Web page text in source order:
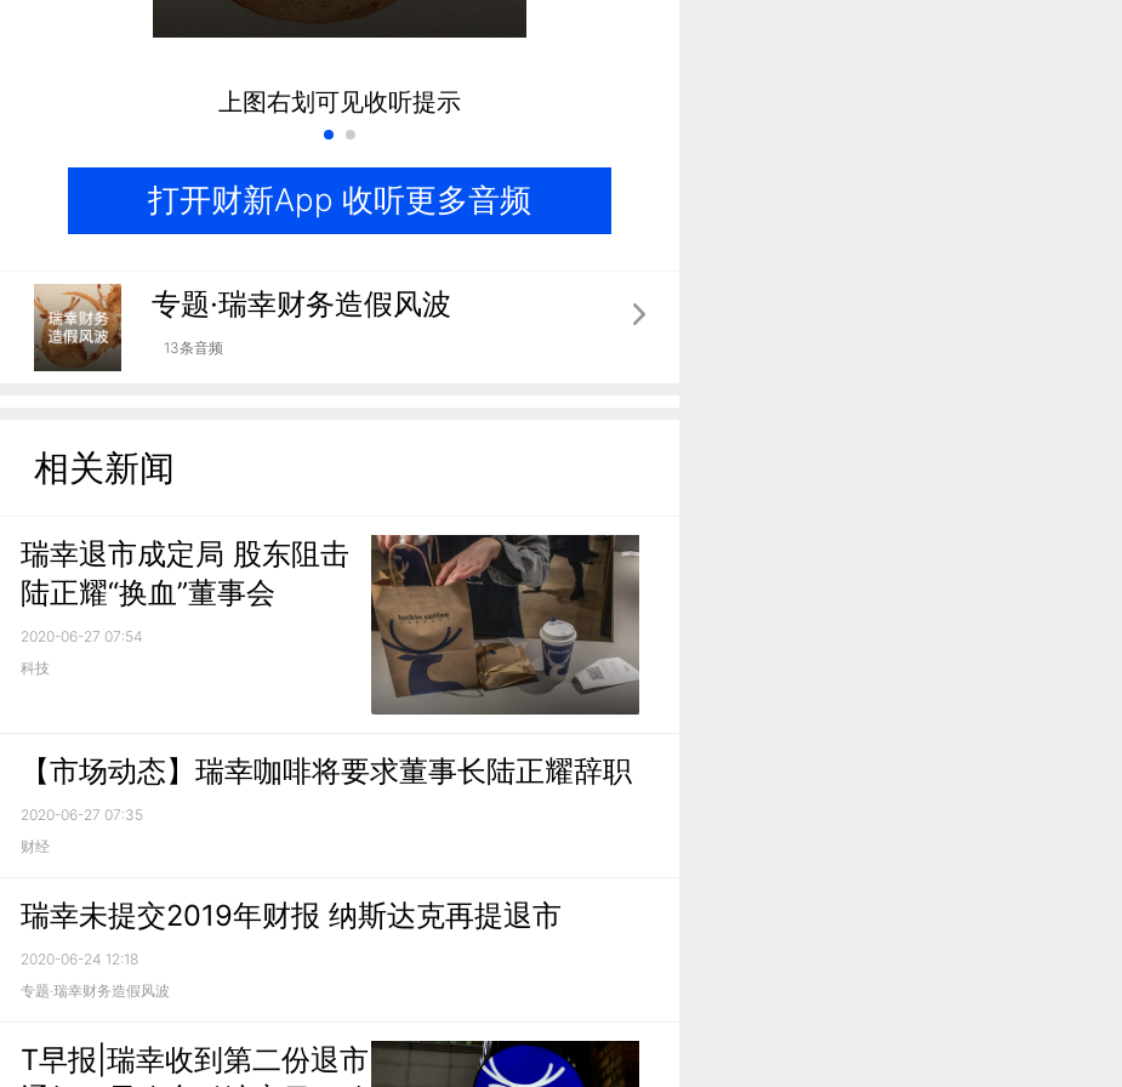
上图右划可见收听提示
打开财新App 收听更多音频
专题·瑞幸财务造假风波
13条音频
相关新闻
瑞幸退市成定局 股东阻击
陆正耀“换血”董事会
2020-06-27 07:54
科技
【市场动态】瑞幸咖啡将要求董事长陆正耀辞职
2020-06-27 07:35
财经
瑞幸未提交2019年财报 纳斯达克再提退市
2020-06-24 12:18
专题·瑞幸财务造假风波
T早报|瑞幸收到第二份退市